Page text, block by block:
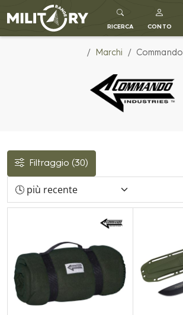
MILITARY RANGE IT
RICERCA CONTO
Marchi Commando
Filtraggio (30)